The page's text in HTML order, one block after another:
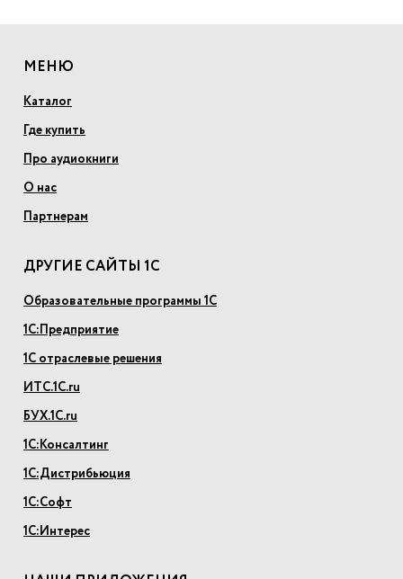
МЕНЮ
Каталог
Где купить
Про аудиокниги
О нас
Партнерам
ДРУГИЕ САЙТЫ 1С
Образовательные программы 1С
1С:Предприятие
1С отраслевые решения
ИТС.1С.ru
БУХ.1С.ru
1С:Консалтинг
1С:Дистрибьюция
1С:Софт
1С:Интерес